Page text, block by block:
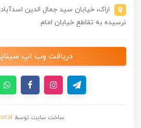
نرسیده به تقاطع خیابان امام
دریافت وب اپ
ساخت سایت توسط